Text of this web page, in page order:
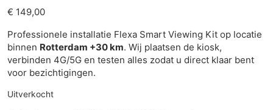
€ 149,00
Professionele installatie Flexa Smart Viewing Kit op locatie
binnen Rotterdam +30 km. Wij plaatsen de kiosk,
verbinden 4G/5G en testen alles zodat u direct klaar bent
voor bezichtigingen.
Uitverkocht